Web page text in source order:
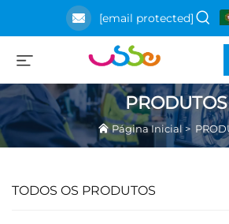
[email protected]
PRODUTOS
Página Inicial>
TODOS OS PRODUTOS